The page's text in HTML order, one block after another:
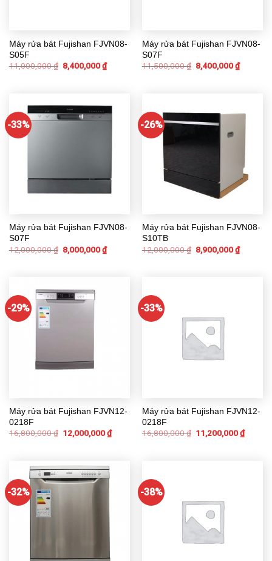
Máy rửa bát Fujishan FJVN08-
S05F
11,000,000₫ 8,400,000₫
Máy rửa bát Fujishan FJVN08-
S07F
11,500,000₫ 8,400,000₫
-33%
Máy rửa bát Fujishan FJVN08-
S07F
12,000,000₫ 8,000,000₫
-26%
Máy rửa bát Fujishan FJVN08-
S10TB
12,000,000₫ 8,900,000₫
-29%
Máy rửa bát Fujishan FJVN12-
0218F
16,800,000₫ 12,000,000₫
-33%
Máy rửa bát Fujishan FJVN12-
0218F
16,800,000₫ 11,200,000₫
-32% -38%